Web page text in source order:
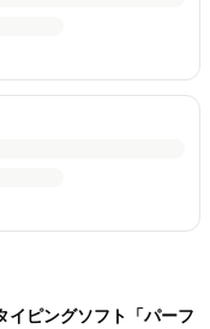
イピングソフト「パーフ